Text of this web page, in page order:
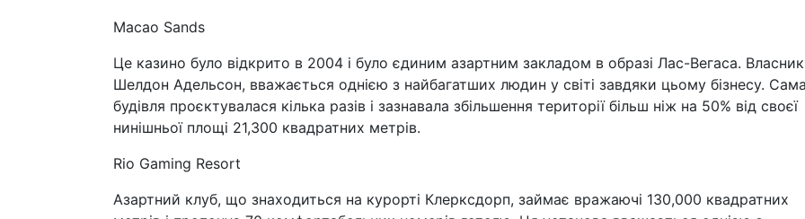
Macao Sands
Це казино було відкрито в 2004 і було єдиним азартним закладом в образі Лас-Вегаса.
Шелдон Адельсон, вважається однією з найбагатших людин у світі завдяки цьому бізнесу.
будівля проєктувалася кілька разів і зазнавала збільшення території більш ніж на 50% від своєї
нинішньої площі 21,300 квадратних метрів.
Rio Gaming Resort
Азартний клуб, що знаходиться на курорті Клерксдорп, займає вражаючі 130,000 квадратних